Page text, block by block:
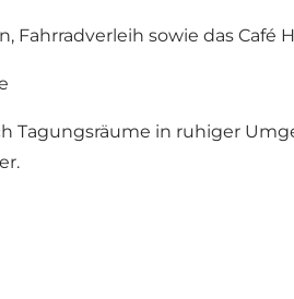
Fahrradverleih sowie das
Tagungsräume in ruhiger